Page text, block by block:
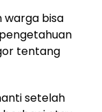
warga bisa
tentang
setelah